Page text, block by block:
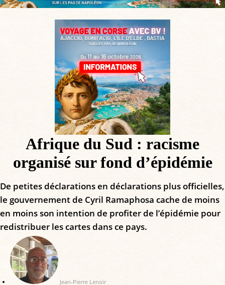
Afrique du Sud : racisme
organisé sur fond d’épidémie
De petites déclarations en déclarations plus officielles,
le gouvernement de Cyril Ramaphosa cache de moins
en moins son intention de profiter de l’épidémie pour
redistribuer les cartes dans ce pays.
Jean-Pierre Lenoir